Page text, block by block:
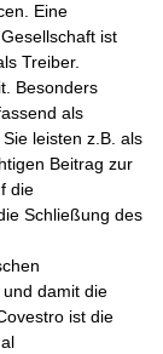
Eine
ist
Treiber.
Besonders
als
leisten z.B. als
Beitrag zur
die
Schließung des
damit die
ist die